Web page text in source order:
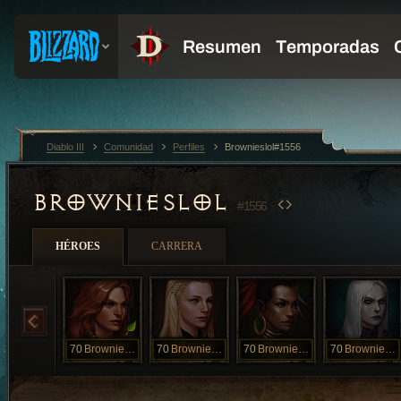
BROWNIESLOL #1556
HÉROES CARRERA
70 BrowniesLoL 70 Brownieslol 70 Brownieslol 70 Brownieslol
Diablo III Comunidad Perfiles Brownieslol#1556